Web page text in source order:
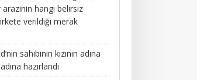
hangi belirsiz
verildiği merak
sahibinin kızının adına
hazırlandı